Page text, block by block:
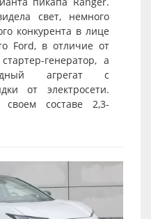
свет, немного
конкурента в лице
Ford, в отличие от
генератор, а
агрегат с
от электросети.
составе 2,3-